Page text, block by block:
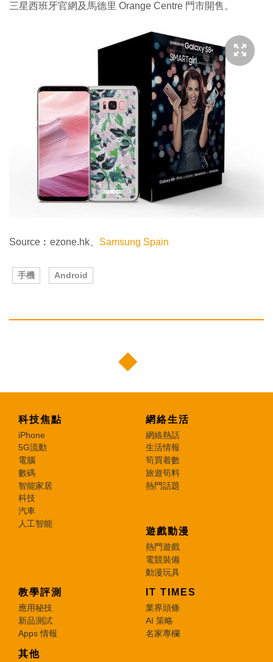
三星西班牙官網及馬德里 Orange Centre 門市開售。
Source︰ezone.hk、 Samsung Spain
手機 Android
科技焦點
iPhone
5G流動
電腦
數碼
智能家居
科技
汽車
人工智能
網絡生活
網絡熱話
生活情報
筍買着數
旅遊筍料
熱門話題
遊戲動漫
熱門遊戲
電競裝備
動漫玩具
教學評測
應用秘技
新品測試
Apps 情報
IT TIMES
業界頭條
AI 策略
名家專欄
其他